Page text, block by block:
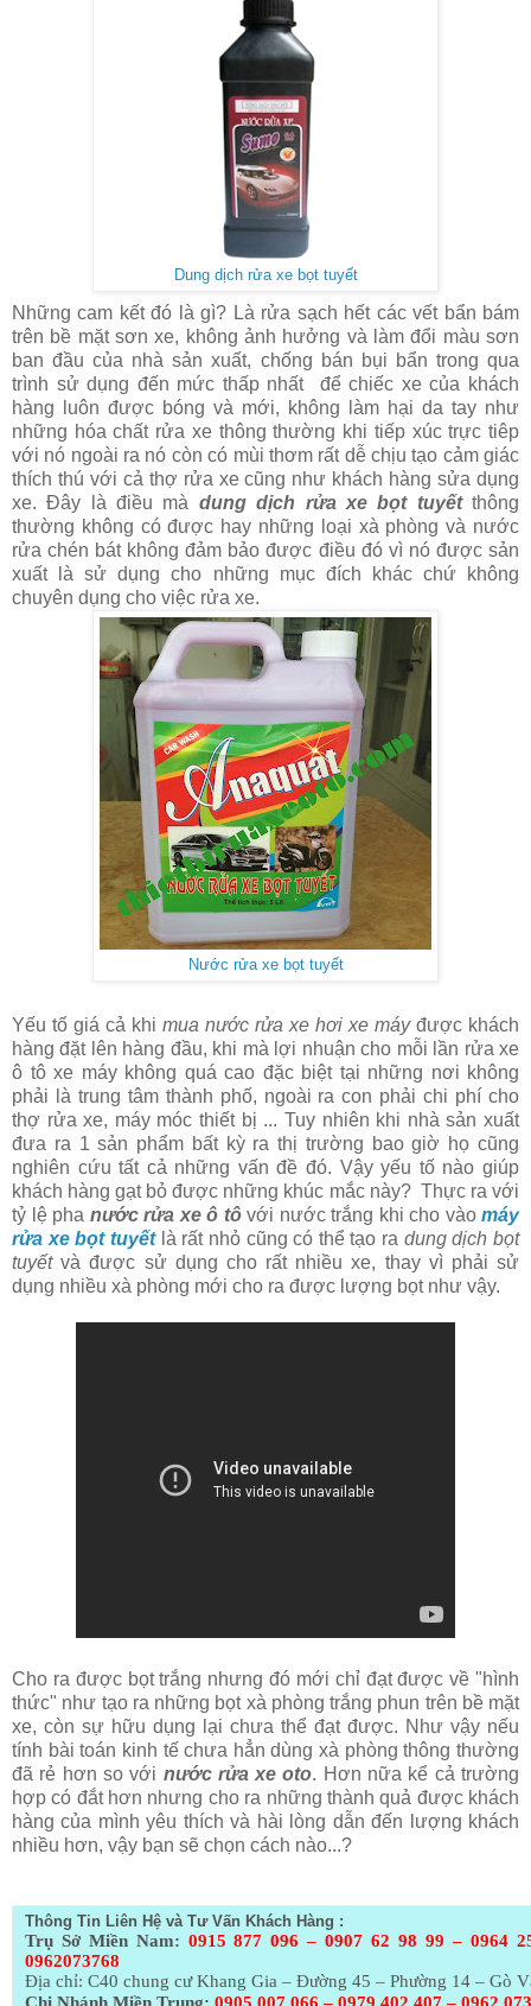
Dung dịch rửa xe bọt tuyết
Những cam kết đó là gì? Là rửa sạch hết các vết bẩn bám
trên bề mặt sơn xe, không ảnh hưởng và làm đổi màu sơn
ban đầu của nhà sản xuất, chống bán bụi bẩn trong qua
trình sử dụng đến mức thấp nhất để chiếc xe của khách
hàng luôn được bóng và mới, không làm hại da tay như
những hóa chất rửa xe thông thường khi tiếp xúc trực tiêp
với nó ngoài ra nó còn có mùi thơm rất dễ chịu tạo cảm giác
thích thú với cả thợ rửa xe cũng như khách hàng sửa dụng
xe. Đây là điều mà dung dịch rửa xe bọt tuyếtthông
thường không có được hay những loại xà phòng và nước
rửa chén bát không đảm bảo được điều đó vì nó được sản
xuất là sử dụng cho những mục đích khác chứ không
chuyên dụng cho việc rửa xe.
Nước rửa xe bọt tuyết
Yếu tố giá cả khi mua nước rửa xe hơi xe máyđược khách
hàng đặt lên hàng đầu, khi mà lợi nhuận cho mỗi lần rửa xe
ô tô xe máy không quá cao đặc biệt tại những nơi không
phải là trung tâm thành phố, ngoài ra con phải chi phí cho
thợ rửa xe, máy móc thiết bị ... Tuy nhiên khi nhà sản xuất
đưa ra 1 sản phẩm bất kỳ ra thị trường bao giờ họ cũng
nghiên cứu tất cả những vấn đề đó. Vậy yếu tố nào giúp
khách hàng gạt bỏ được những khúc mắc này? Thực ra với
tỷ lệ pha nước rửa xe ô tôvới nước trắng khi cho vào máy
rửa xe bọt tuyếtlà rất nhỏ cũng có thể tạo ra dung dịch bọt
tuyếtvà được sử dụng cho rất nhiều xe, thay vì phải sử
dụng nhiều xà phòng mới cho ra được lượng bọt như vậy.
Cho ra được bọt trắng nhưng đó mới chỉ đạt được về "hình
thức" như tạo ra những bọt xà phòng trắng phun trên bề mặt
xe, còn sự hữu dụng lại chưa thể đạt được. Như vậy nếu
tính bài toán kinh tế chưa hẳn dùng xà phòng thông thường
đã rẻ hơn so với nước rửa xe oto. Hơn nữa kể cả trường
hợp có đắt hơn nhưng cho ra những thành quả được khách
hàng của mình yêu thích và hài lòng dẫn đến lượng khách
nhiều hơn, vậy bạn sẽ chọn cách nào...?
Thông Tin Liên Hệ và Tư Vấn Khách Hàng :
Trụ Sở Miền Nam: 0915 877 096 – 0907 62 98 99 – 0964
0962073768
Địa chỉ: C40 chung cư Khang Gia – Đường 45 – Phường 14 – Gò